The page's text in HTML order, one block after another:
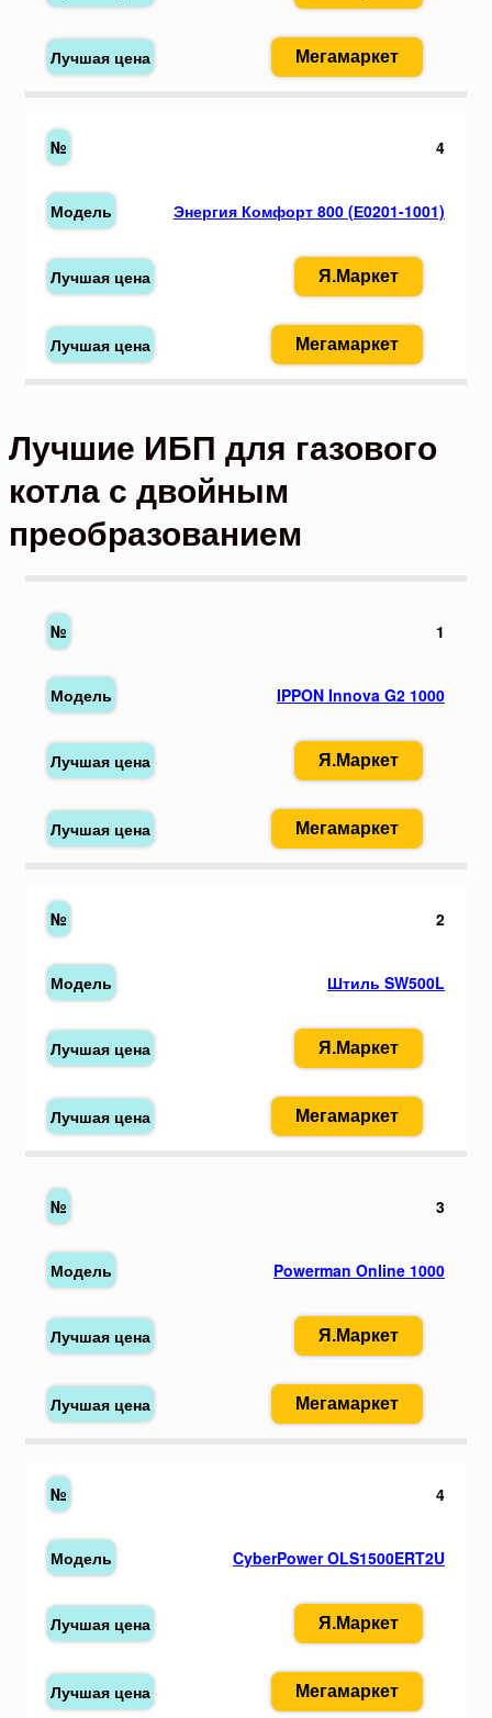
Мегамаркет
4
Энергия Комфорт 800 (Е0201-1001)
Я.Маркет
Мегамаркет
Лучшие ИБП для газового
котла с двойным
преобразованием
1
IPPON Innova G2 1000
Я.Маркет
Мегамаркет
2
Штиль SW500L
Я.Маркет
Мегамаркет
3
Powerman Online 1000
Я.Маркет
Мегамаркет
4
CyberPower OLS1500ERT2U
Я.Маркет
Мегамаркет